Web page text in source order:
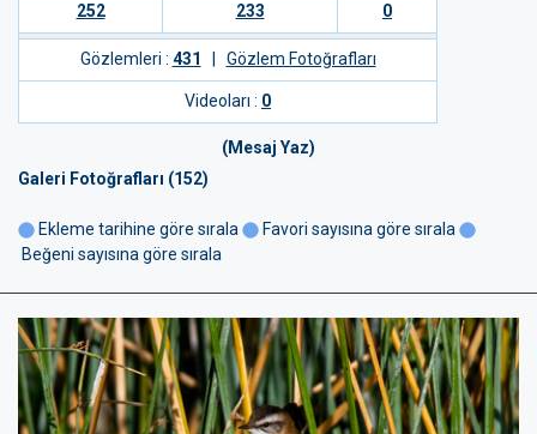
252 233 0
Gözlemleri : 431 Gözlem Fotoğrafları
Videoları : 0
(Mesaj Yaz)
Galeri Fotoğrafları (152)
Ekleme tarihine göre sırala
Favori sayısına göre sırala
Beğeni sayısına göre sırala